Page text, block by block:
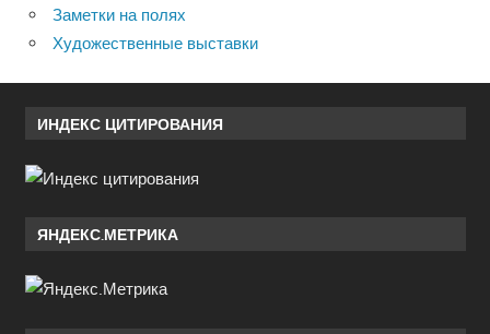
Заметки на полях
Художественные выставки
ИНДЕКС ЦИТИРОВАНИЯ
ЯНДЕКС.МЕТРИКА